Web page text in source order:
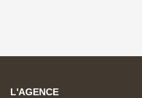
L'AGENCE